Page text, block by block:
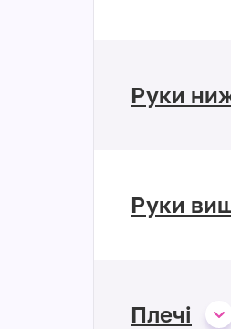
Руки
Руки
Плечі